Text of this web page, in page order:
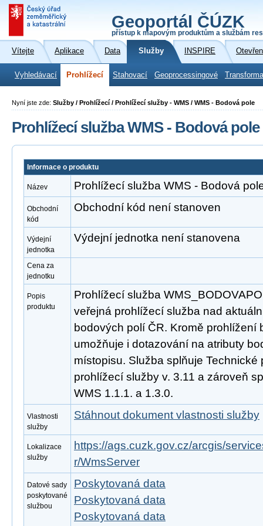
Geoportál ČÚZK
přístup k mapovým produktům a službám
Vítejte Aplikace Data Služby INSPIRE
Vyhledávací Prohlížecí Stahovací Geoprocessingové
Nyní jste zde: Služby / Prohlížecí / Prohlížecí služby - WMS / WMS - Bodová pole
Prohlížecí služba WMS - Bodová pole
Informace o produktu
Název Prohlížecí služba WMS - Bodová
Obchodní
kód
Obchodní kód není stanoven
Výdejní
jednotka
Výdejní jednotka není stanovena
Cena za
jednotku
Popis
produktu
Prohlížecí služba
veřejná prohlížecí služba nad
bodových polí ČR. Kromě prohlížení
umožňuje i dotazování na atributy
místopisu. Služba splňuje Technické
prohlížecí služby v. 3.11 a zároveň
WMS 1.1.1. a 1.3.0.
Vlastnosti
služby
Stáhnout dokument vlastnosti služby
Lokalizace
služby
https://ags.cuzk.gov.cz/arcgis/
r/WmsServer
Datové sady
poskytované
službou
Poskytovaná data
Poskytovaná data
Poskytovaná data